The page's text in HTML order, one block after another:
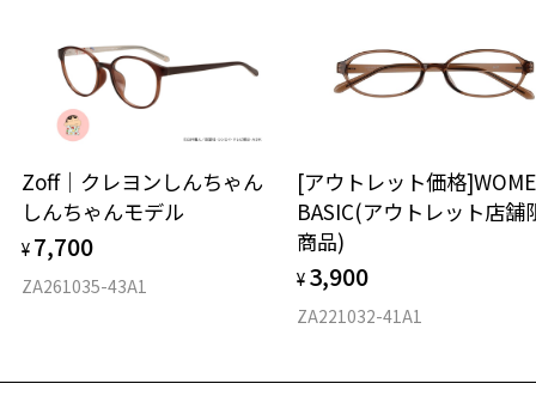
仕上がり寸法
D 仕上がりの横幅：約132mm
きます。
※保証期間内に交換が行われた場合、保証期間は初期の期間から
延長されません。
安心2 視力測定無料
視力の変化を早めに発見するために、定期的な視
力測定をおすすめいたします。
安心3 かかり具合調整無料
談ください。
＜メガネの度数情報がわからない方へ＞
オンラインストアでフレームのみ購入して、
実店舗で度付きにできます
ご購入時に「レンズ交換券」をお選びいただくと、実店舗で
度数を測定のうえ、度付きレンズ（標準セットレンズ）へ無
Zoff｜クレヨンしんちゃん
しんちゃんモデル
¥ 7,700
ZA261035-43A1
[アウトレット価格
BASIC(アウトレット店舗
商品)
¥ 3,900
ZA221032-41A1